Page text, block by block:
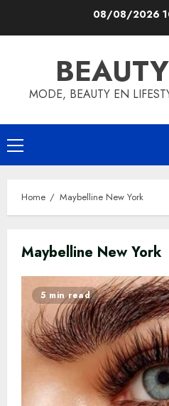
08/08/2026
MODE, BEAUTY EN
Primary
Menu
Home Maybelline New York
Maybelline New York
5 min read